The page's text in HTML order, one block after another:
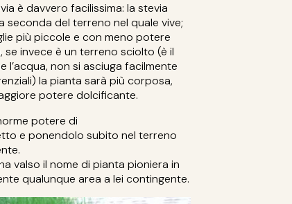
è davvero facilissima: la stevia
seconda del terreno nel quale vive;
più piccole e con meno potere
invece è un terreno sciolto (è il
l’acqua, non si asciuga facilmente
la pianta sarà più corposa,
potere dolcificante.
potere di
e ponendolo subito nel terreno
valso il nome di pianta pioniera in
qualunque area a lei contingente.